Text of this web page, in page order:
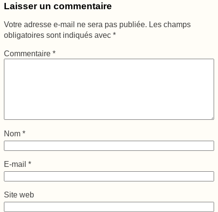
Laisser un commentaire
Votre adresse e-mail ne sera pas publiée. Les champs
obligatoires sont indiqués avec *
Commentaire *
Nom *
E-mail *
Site web